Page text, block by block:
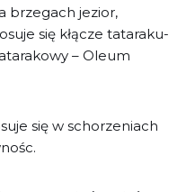
brzegach jezior,
się kłącze tataraku-
– Oleum
się w schorzeniach